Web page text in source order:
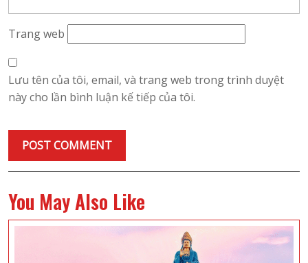
Trang web
Lưu tên của tôi, email, và trang web trong trình duyệt
này cho lần bình luận kế tiếp của tôi.
You May Also Like